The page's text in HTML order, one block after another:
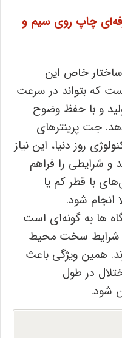
چاپ روی سیم و
خاص این
که بتواند در سرعت
و با حفظ وضوح
جت پرینترهای
روز دنیا، این نیاز
را فراهم
با قطر کم یا
شود.
ها به گونه‌ای است
شرایط سخت محیط‌
همین ویژگی باعث
در طول